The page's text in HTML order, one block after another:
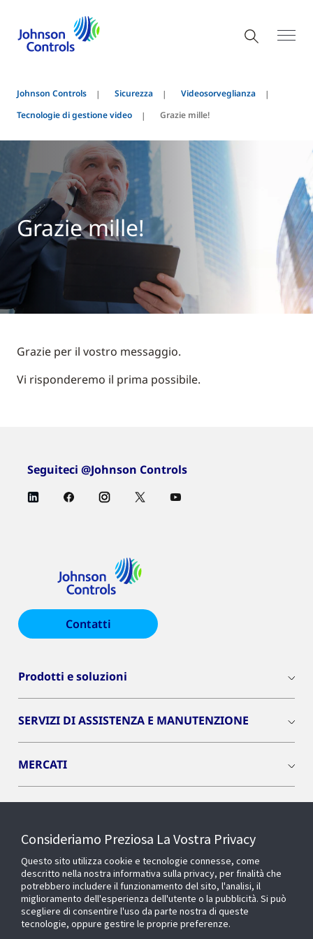
Johnson Controls Sicurezza
Videosorveglianza
Tecnologie di gestione video
Grazie mille!
Grazie mille!
Grazie per il vostro messaggio.
Vi risponderemo il prima possibile.
Seguiteci @Johnson Controls
Contatti
Prodotti e soluzioni
SERVIZI DI ASSISTENZA E MANUTENZIONE
MERCATI
OPENBLUE
Consideriamo Preziosa La Vostra Privacy
Questo sito utilizza cookie e tecnologie connesse, come
descritto nella nostra informativa sulla privacy, per finalità che
potrebbero includere il funzionamento del sito, l'analisi, il
miglioramento dell'esperienza dell'utente o la pubblicità. Si può
scegliere di consentire l'uso da parte nostra di queste
tecnologie, oppure gestire le proprie preferenze.